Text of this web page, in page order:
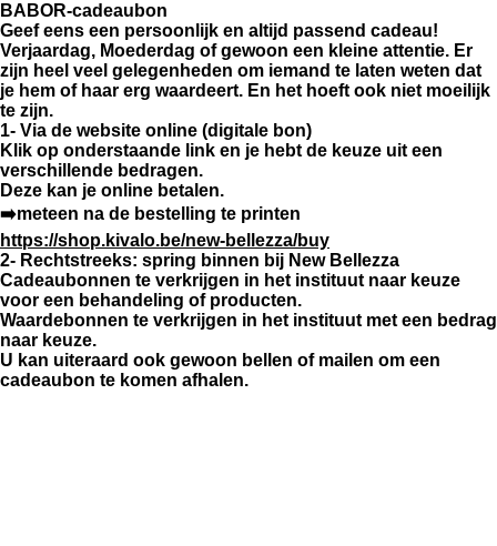
BABOR-cadeaubon
Geef eens een persoonlijk en altijd passend cadeau!
Verjaardag, Moederdag of gewoon een kleine attentie. Er
zijn heel veel gelegenheden om iemand te laten weten dat
je hem of haar erg waardeert. En het hoeft ook niet moeilijk
te zijn.
1- Via de website online (digitale bon)
Klik op onderstaande link en je hebt de keuze uit een
verschillende bedragen.
Deze kan je online betalen.
➡️meteen na de bestelling te printen
https://shop.kivalo.be/new-bellezza/buy
2- Rechtstreeks: spring binnen bij New Bellezza
Cadeaubonnen te verkrijgen in het instituut naar keuze
voor een behandeling of producten.
Waardebonnen te verkrijgen in het instituut met een bedrag
naar keuze.
U kan uiteraard ook gewoon bellen of mailen om een
cadeaubon te komen afhalen.